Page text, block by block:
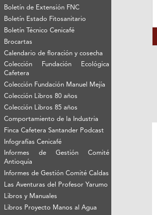
Boletín de Extensión FNC
Boletín Estado Fitosanitario
Boletín Técnico Cenicafé
Brocartas
Calendario de floración y cosecha
Colección Fundación Ecológica
Cafetera
Colección Fundación Manuel Mejía
Colección Libros 80 años
Colección Libros 85 años
Comportamiento de la Industria
Finca Cafetera Santander Podcast
Infografías Cenicafé
Informes de Gestión Comité
Antioquía
Informes de Gestión Comité Caldas
Las Aventuras del Profesor Yarumo
Libros y Manuales
Libros Proyecto Manos al Agua